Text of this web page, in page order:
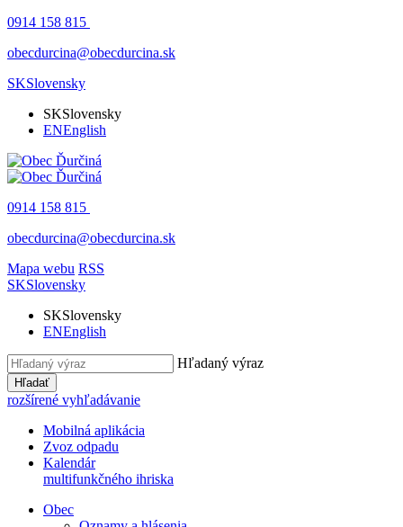
0914 158 815
obecdurcina@obecdurcina.sk
SKSlovensky
SKSlovensky
ENEnglish
0914 158 815
obecdurcina@obecdurcina.sk
Mapa webu RSS
SKSlovensky
SKSlovensky
ENEnglish
Hľadaný výraz
Hľadať
rozšírené vyhľadávanie
Mobilná aplikácia
Zvoz odpadu
Kalendár
multifunkčného ihriska
Obec